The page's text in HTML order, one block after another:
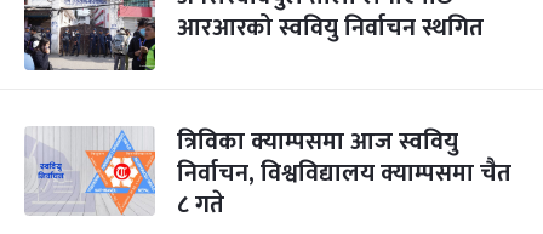
आरआरको स्ववियु निर्वाचन स्थगित
त्रिविका क्याम्पसमा आज स्ववियु
निर्वाचन, विश्वविद्यालय क्याम्पसमा चैत
८ गते